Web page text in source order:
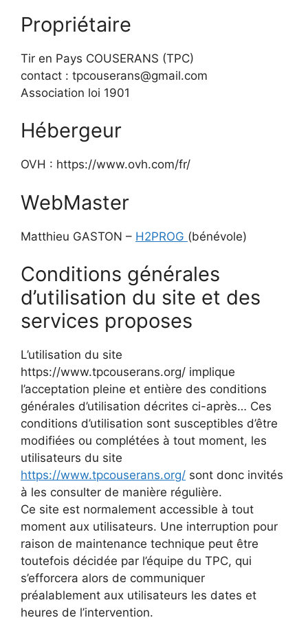
Propriétaire
Tir en Pays COUSERANS (TPC)
contact : tpcouserans@gmail.com
Association loi 1901
Hébergeur
OVH : https://www.ovh.com/fr/
WebMaster
Matthieu GASTON – H2PROG (bénévole)
Conditions générales
d’utilisation du site et des
services proposes
L’utilisation du site
https://www.tpcouserans.org/ implique
l’acceptation pleine et entière des conditions
générales d’utilisation décrites ci-après… Ces
conditions d’utilisation sont susceptibles d’être
modifiées ou complétées à tout moment, les
utilisateurs du site
https://www.tpcouserans.org/ sont donc invités
à les consulter de manière régulière.
Ce site est normalement accessible à tout
moment aux utilisateurs. Une interruption pour
raison de maintenance technique peut être
toutefois décidée par l’équipe du TPC, qui
s’efforcera alors de communiquer
préalablement aux utilisateurs les dates et
heures de l’intervention.